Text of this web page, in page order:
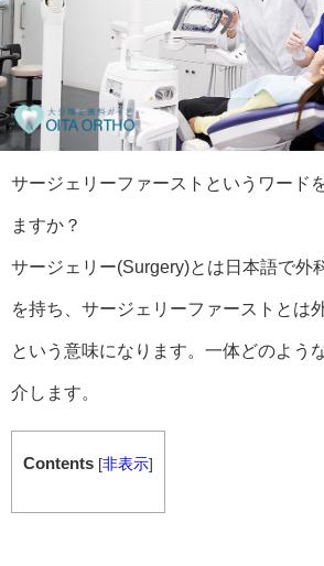
サージェリーファーストというワード
ますか？
サージェリー(Surgery)とは日本語で外
を持ち、サージェリーファーストとは
という意味になります。一体どのよう
介します。
Contents [非表示]